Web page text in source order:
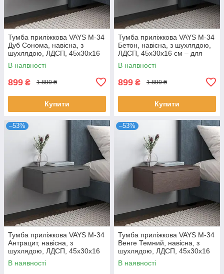
Тумба приліжкова VAYS M-34
Дуб Сонома, навісна, з
шухлядою, ЛДСП, 45х30х16
см – для спальні
В наявності
899 ₴ 1 899 ₴
Купити
Тумба приліжкова VAYS M-34
Бетон, навісна, з шухлядою,
ЛДСП, 45х30х16 см – для
спальні
В наявності
899 ₴ 1 899 ₴
Купити
–53%
Тумба приліжкова VAYS M-34
Антрацит, навісна, з
шухлядою, ЛДСП, 45х30х16
см – для спальні
В наявності
–53%
Тумба приліжкова VAYS M-34
Венге Темний, навісна, з
шухлядою, ЛДСП, 45х30х16
см – для спальні
В наявності